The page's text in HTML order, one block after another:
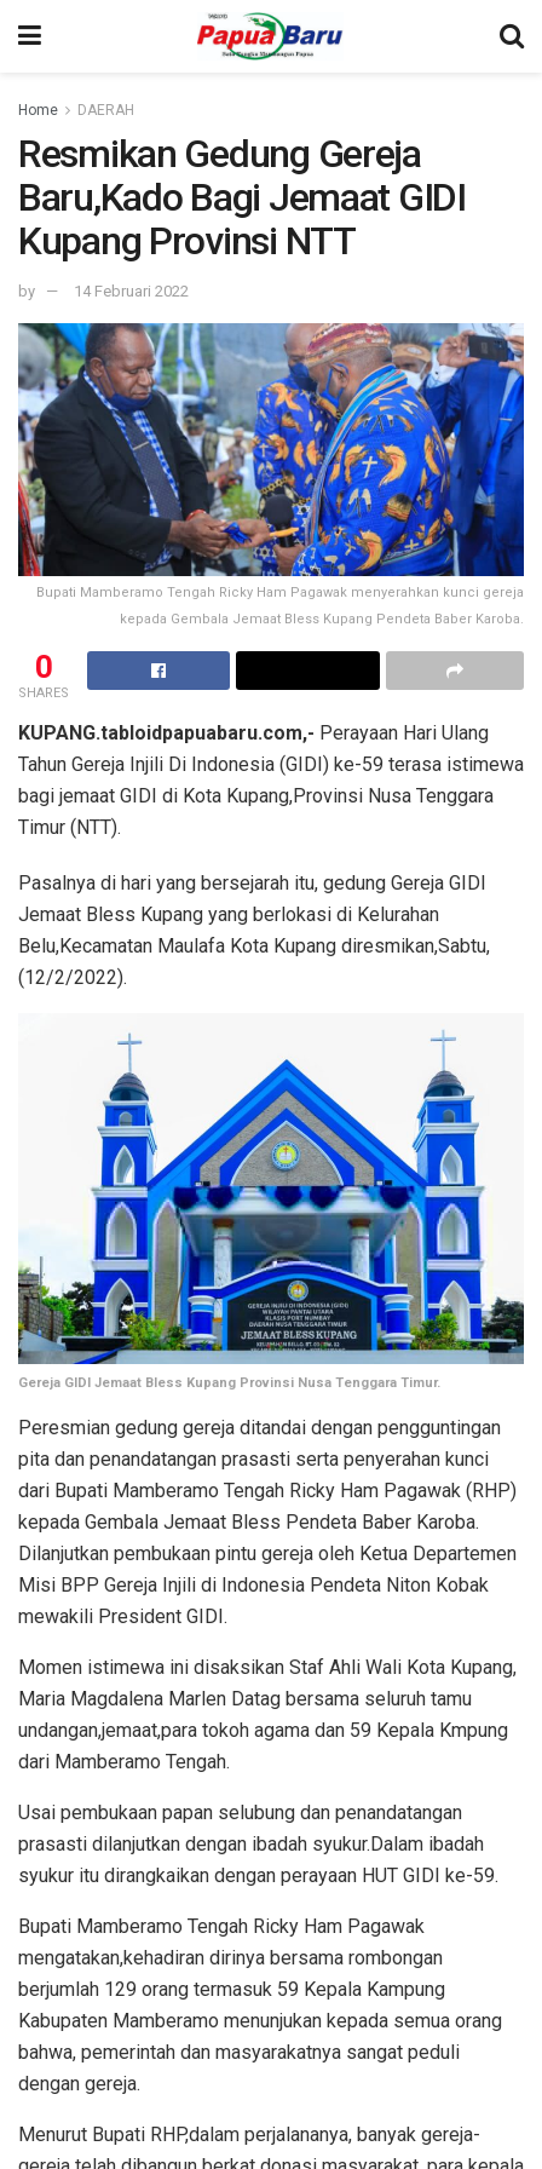
Home DAERAH
Resmikan Gedung Gereja
Baru,Kado Bagi Jemaat GIDI
Kupang Provinsi NTT
by 14 Februari 2022
Bupati Mamberamo Tengah Ricky Ham Pagawak menyerahkan kunci gereja
kepada Gembala Jemaat Bless Kupang Pendeta Baber Karoba.
0
SHARES
KUPANG.tabloidpapuabaru.com,- Perayaan Hari Ulang
Tahun Gereja Injili Di Indonesia (GIDI) ke-59 terasa istimewa
bagi jemaat GIDI di Kota Kupang,Provinsi Nusa Tenggara
Timur (NTT).
Pasalnya di hari yang bersejarah itu, gedung Gereja GIDI
Jemaat Bless Kupang yang berlokasi di Kelurahan
Belu,Kecamatan Maulafa Kota Kupang diresmikan,Sabtu,
(12/2/2022).
Gereja GIDI Jemaat Bless Kupang Provinsi Nusa Tenggara Timur.
Peresmian gedung gereja ditandai dengan pengguntingan
pita dan penandatangan prasasti serta penyerahan kunci
dari Bupati Mamberamo Tengah Ricky Ham Pagawak (RHP)
kepada Gembala Jemaat Bless Pendeta Baber Karoba.
Dilanjutkan pembukaan pintu gereja oleh Ketua Departemen
Misi BPP Gereja Injili di Indonesia Pendeta Niton Kobak
mewakili President GIDI.
Momen istimewa ini disaksikan Staf Ahli Wali Kota Kupang,
Maria Magdalena Marlen Datag bersama seluruh tamu
undangan,jemaat,para tokoh agama dan 59 Kepala Kmpung
dari Mamberamo Tengah.
Usai pembukaan papan selubung dan penandatangan
prasasti dilanjutkan dengan ibadah syukur.Dalam ibadah
syukur itu dirangkaikan dengan perayaan HUT GIDI ke-59.
Bupati Mamberamo Tengah Ricky Ham Pagawak
mengatakan,kehadiran dirinya bersama rombongan
berjumlah 129 orang termasuk 59 Kepala Kampung
Kabupaten Mamberamo menunjukan kepada semua orang
bahwa, pemerintah dan masyarakatnya sangat peduli
dengan gereja.
Menurut Bupati RHP,dalam perjalananya, banyak gereja-